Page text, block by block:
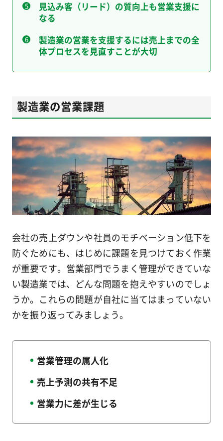
見込み客（リード）の質向上も営業支援に
なる
製造業の営業を支援するには売上までの全
体プロセスを見直すことが大切
製造業の営業課題
会社の売上ダウンや社員のモチベーション低下を
防ぐためにも、はじめに課題を見つけておく作業
が重要です。営業部門でうまく管理ができていな
い製造業では、どんな問題を抱えやすいのでしょ
うか。これらの問題が自社に当てはまっていない
かを振り返ってみましょう。
営業管理の属人化
売上予測の共有不足
営業力に差が生じる